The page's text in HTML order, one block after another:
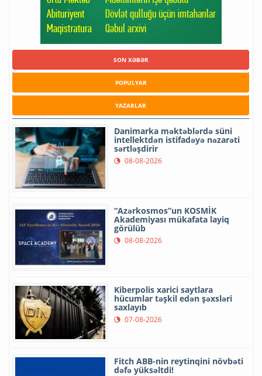
SON XƏBƏR
POPULYAR
YAZARLAR
Danimarka məktəblərdə süni
intellektdən istifadəyə nəzarəti
sərtləşdirir
08-08-2026
“Azərkosmos”un KOSMİK
Akademiyası mükafata layiq
görülüb
08-08-2026
Kiberpolis xarici saytlara
hücumlar təşkil edən şəxsləri
saxlayıb
07-08-2026
Fitch ABB-nin reytinqini növbəti
dəfə yüksəltdi!